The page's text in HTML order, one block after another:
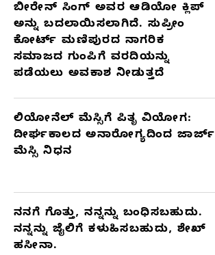
ಬೀರೇನ್ ಸಿಂಗ್ ಅವರ ಆಡಿಯೋ ಕ್ಲಿಪ್
ಅನ್ನು ಬದಲಾಯಿಸಲಾಗಿದೆ. ಸುಪ್ರೀಂ
ಕೋರ್ಟ್ ಮಣಿಪುರದ ನಾಗರಿಕ
ಸಮಾಜದ ಗುಂಪಿಗೆ ವರದಿಯನ್ನು
ಪಡೆಯಲು ಅವಕಾಶ ನೀಡುತ್ತದೆ
ಲಿಯೋನೆಲ್ ಮೆಸ್ಸಿಗೆ ಪಿತೃ ವಿಯೋಗ:
ದೀರ್ಘಕಾಲದ ಅನಾರೋಗ್ಯದಿಂದ ಜಾರ್ಜ್
ಮೆಸ್ಸಿ ನಿಧನ
ನನಗೆ ಗೊತ್ತು, ನನ್ನನ್ನು ಬಂಧಿಸಬಹುದು.
ನನ್ನನ್ನು ಜೈಲಿಗೆ ಕಳುಹಿಸಬಹುದು, ಶೇಖ್
ಹಸೀನಾ.